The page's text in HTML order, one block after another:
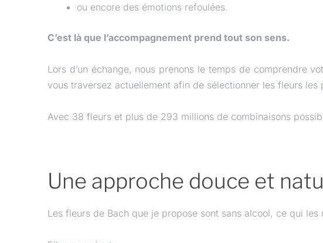
ou encore des émotions refoulées.
C’est là que l’accompagnement prend tout son sens.
Lors d’un échange, nous prenons le temps de comprendre
vous traversez actuellement afin de sélectionner les fleurs les
Avec 38 fleurs et plus de 293 millions de combinaisons
Une approche douce et
Les fleurs de Bach que je propose sont sans alcool, ce qui